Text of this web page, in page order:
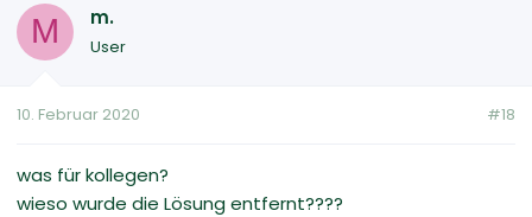
M m.
User
10. Februar 2020 #18
was für kollegen?
wieso wurde die Lösung entfernt????